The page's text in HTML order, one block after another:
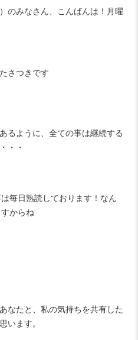
のみなさん、こんばんは！月曜
さつきです
るように、全ての事は継続する
・・
毎日熟読しております！なん
からね
なたと、私の気持ちを共有した
います。